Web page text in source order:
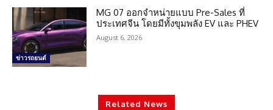
ข่าวรถยนต์
MG 07 ออกจำหน่ายแบบ Pre-Sales ที่
ประเทศจีน โดยมีทั้งขุมพลัง EV และ PHEV
August 6, 2026
Related News